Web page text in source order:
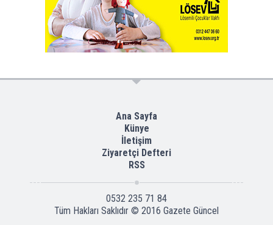
Ana Sayfa
Künye
İletişim
Ziyaretçi Defteri
RSS
0532 235 71 84
Tüm Hakları Saklıdır © 2016 Gazete Güncel